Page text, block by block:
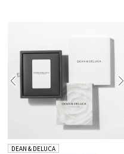
DEAN & DELUCA